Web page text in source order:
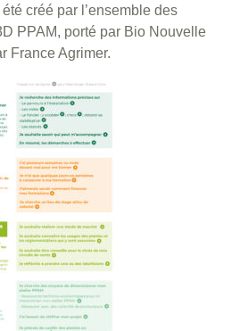
créé par l’ensemble des
PPAM, porté par Bio Nouvelle
France Agrimer.